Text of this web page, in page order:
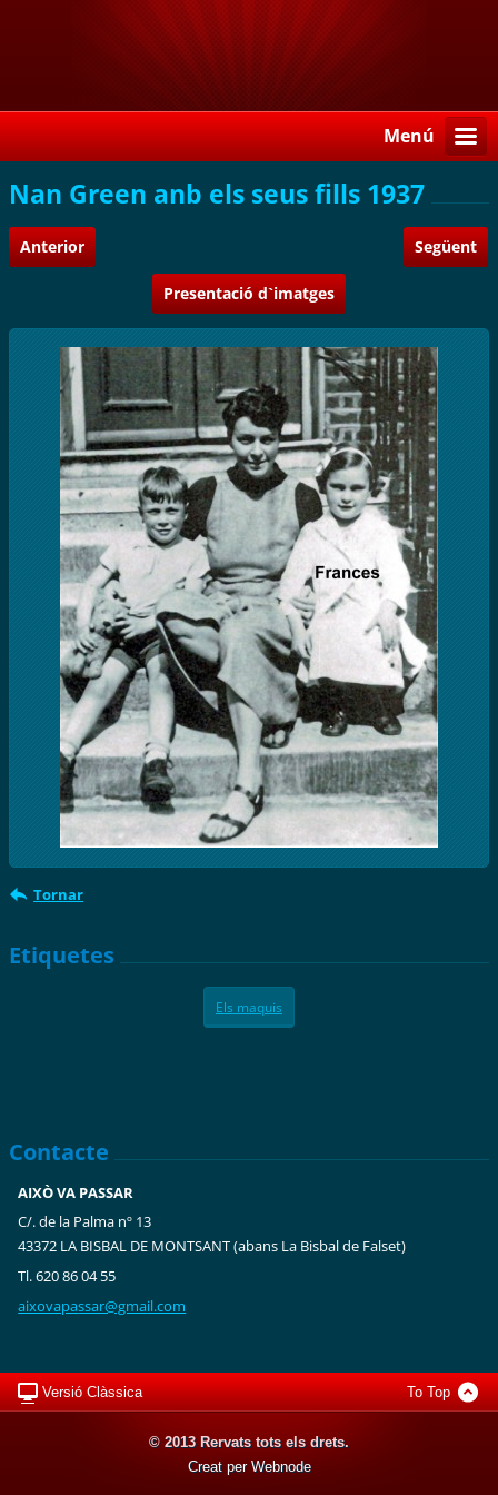
Menú
Nan Green anb els seus fills 1937
Anterior Següent
Presentació d`imatges
Tornar
Etiquetes
Els maquis
Contacte
AIXÒ VA PASSAR
C/. de la Palma nº 13
43372 LA BISBAL DE MONTSANT (abans La Bisbal de Falset)
Tl. 620 86 04 55
aixovapassar@gmail.com
Versió Clàssica To Top
© 2013 Rervats tots els drets.
Creat per Webnode